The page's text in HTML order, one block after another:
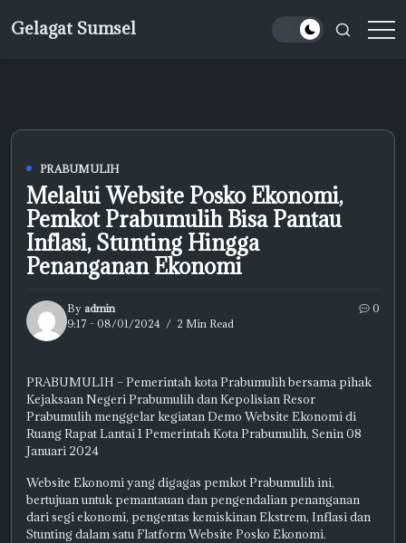
Gelagat Sumsel
PRABUMULIH
Melalui Website Posko Ekonomi,
Pemkot Prabumulih Bisa Pantau
Inflasi, Stunting Hingga
Penanganan Ekonomi
By admin
9:17 - 08/01/2024
2 Min Read
0
PRABUMULIH – Pemerintah kota Prabumulih bersama pihak
Kejaksaan Negeri Prabumulih dan Kepolisian Resor
Prabumulih menggelar kegiatan Demo Website Ekonomi di
Ruang Rapat Lantai 1 Pemerintah Kota Prabumulih, Senin 08
Januari 2024
Website Ekonomi yang digagas pemkot Prabumulih ini,
bertujuan untuk pemantauan dan pengendalian penanganan
dari segi ekonomi, pengentas kemiskinan Ekstrem, Inflasi dan
Stunting dalam satu Flatform Website Posko Ekonomi.